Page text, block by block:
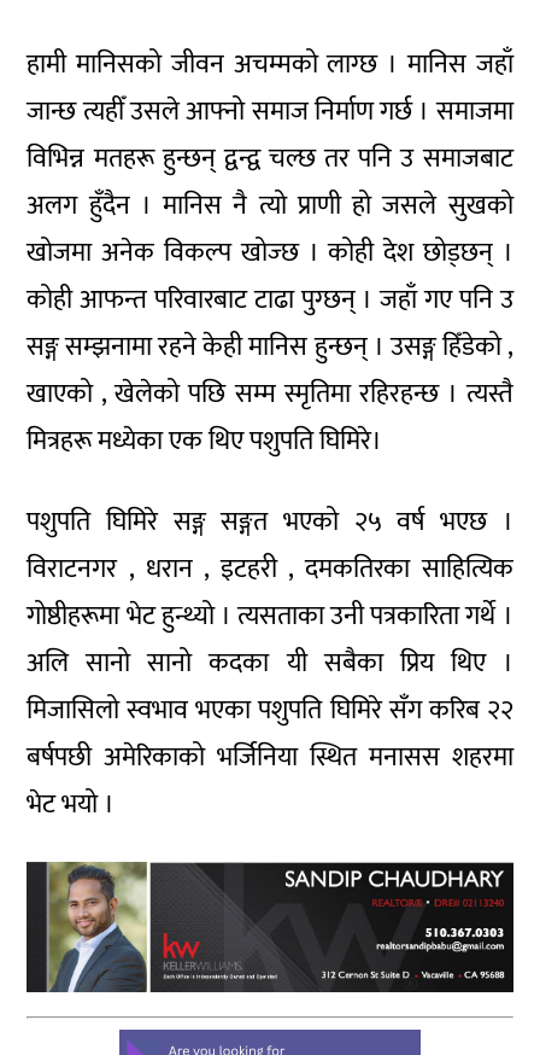
हामी मानिसको जीवन अचम्मको लाग्छ । मानिस जहाँ
जान्छ त्यहीँ उसले आफ्नो समाज निर्माण गर्छ । समाजमा
विभिन्न मतहरू हुन्छन् द्वन्द्व चल्छ तर पनि उ समाजबाट
अलग हुँदैन । मानिस नै त्यो प्राणी हो जसले सुखको
खोजमा अनेक विकल्प खोज्छ । कोही देश छोड्छन् ।
कोही आफन्त परिवारबाट टाढा पुग्छन् । जहाँ गए पनि उ
सङ्ग सम्झनामा रहने केही मानिस हुन्छन् । उसङ्ग हिँडेको ,
खाएको , खेलेको पछि सम्म स्मृतिमा रहिरहन्छ । त्यस्तै
मित्रहरू मध्येका एक थिए पशुपति घिमिरे।
पशुपति घिमिरे सङ्ग सङ्गत भएको २५ वर्ष भएछ ।
विराटनगर , धरान , इटहरी , दमकतिरका साहित्यिक
गोष्ठीहरूमा भेट हुन्थ्यो । त्यसताका उनी पत्रकारिता गर्थे ।
अलि सानो सानो कदका यी सबैका प्रिय थिए ।
मिजासिलो स्वभाव भएका पशुपति घिमिरे सँग करिब २२
बर्षपछी अमेरिकाको भर्जिनिया स्थित मनासस शहरमा
भेट भयो ।